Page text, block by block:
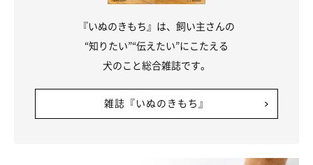
というコメントをいただきました。健ちゃんにとって飼い主さん
は、とても大切な存在なのでしょうね♪
『いぬのきもち』は、飼い主さんの
“知りたい”“伝えたい”にこたえる
犬のこと総合雑誌です。
雑誌『いぬのきもち』